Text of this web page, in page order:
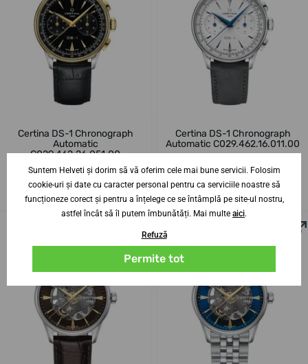
Certina DS-1 Chronograph
Automatic
C029.462.26.051.00
17. 8. la tine acasă
11 255,68 lei
Certina DS-1 Chronograph
Automatic C029.462.16.011.00
10 822,69 lei
Suntem Helveti și dorim să vă oferim cele mai bune servicii. Folosim
cookie-uri și date cu caracter personal pentru ca serviciile noastre să
funcționeze corect și pentru a înțelege ce se întâmplă pe site-ul nostru,
astfel încât să îl putem îmbunătăți. Mai multe aici.
Refuză
Permite tot